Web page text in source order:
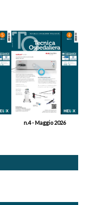
n.4 - Maggio 2026